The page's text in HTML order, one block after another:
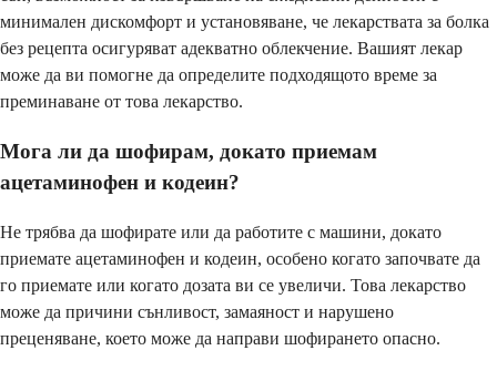
минимален дискомфорт и установяване, че лекарствата за болка
без рецепта осигуряват адекватно облекчение. Вашият лекар
може да ви помогне да определите подходящото време за
преминаване от това лекарство.
Мога ли да шофирам, докато приемам
ацетаминофен и кодеин?
Не трябва да шофирате или да работите с машини, докато
приемате ацетаминофен и кодеин, особено когато започвате да
го приемате или когато дозата ви се увеличи. Това лекарство
може да причини сънливост, замаяност и нарушено
преценяване, което може да направи шофирането опасно.